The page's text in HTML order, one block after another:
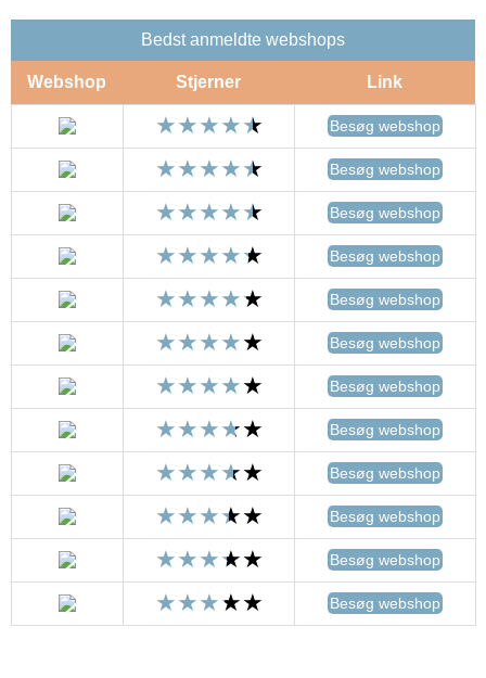
Bedst anmeldte webshops
Webshop Stjerner Link
Besøg webshop
Besøg webshop
Besøg webshop
Besøg webshop
Besøg webshop
Besøg webshop
Besøg webshop
Besøg webshop
Besøg webshop
Besøg webshop
Besøg webshop
Besøg webshop